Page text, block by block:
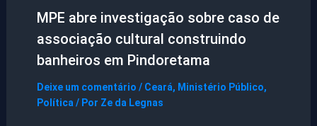
MPE abre investigação sobre caso de
associação cultural construindo
banheiros em Pindoretama
Deixe um comentário / Ceará, Ministério Público,
Política / Por Ze da Legnas